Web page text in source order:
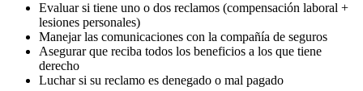
Evaluar si tiene uno o dos reclamos (compensación laboral +
lesiones personales)
Manejar las comunicaciones con la compañía de seguros
Asegurar que reciba todos los beneficios a los que tiene
derecho
Luchar si su reclamo es denegado o mal pagado